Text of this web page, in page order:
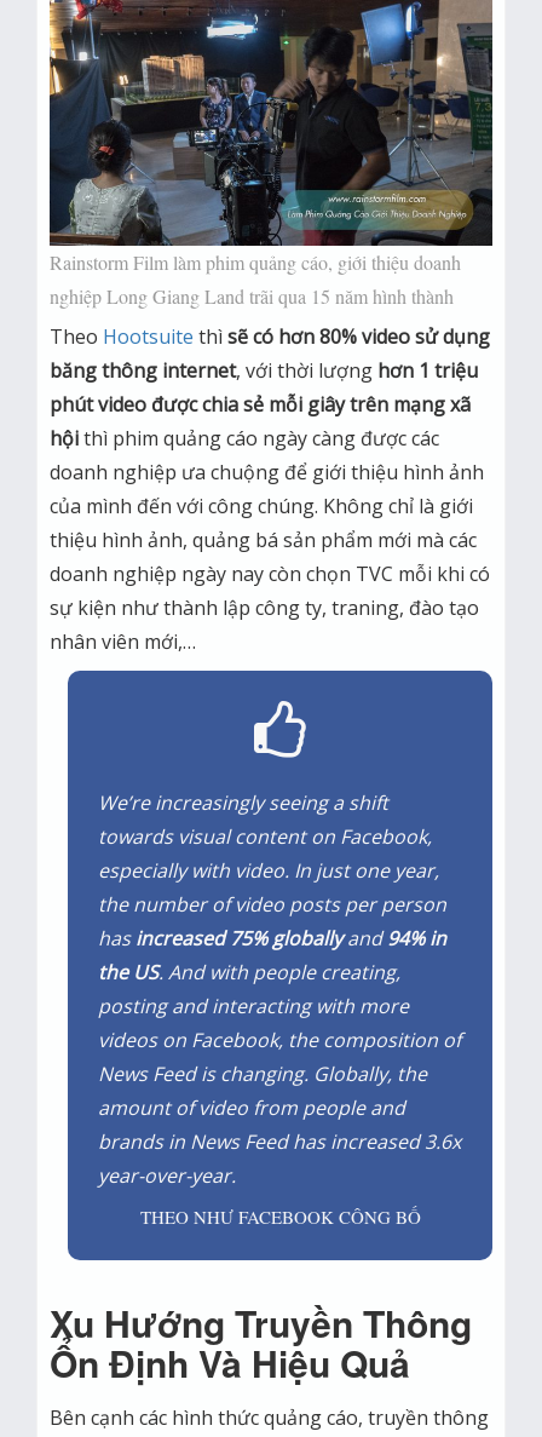
Rainstorm Film làm phim quảng cáo, giới thiệu doanh
nghiệp Long Giang Land trãi qua 15 năm hình thành
Theo Hootsuite thìsẽ có hơn 80% video sử dụng
băng thông internet, với thời lượng hơn 1 triệu
phút video được chia sẻ mỗi giây trên mạng xã
hộithì phim quảng cáo ngày càng được các
doanh nghiệp ưa chuộng để giới thiệu hình ảnh
của mình đến với công chúng. Không chỉ là giới
thiệu hình ảnh, quảng bá sản phẩm mới mà các
doanh nghiệp ngày nay còn chọn TVC mỗi khi có
sự kiện như thành lập công ty, traning, đào tạo
nhân viên mới,…
We’re increasingly seeing a shift
towards visual content on Facebook,
especially with video. In just one year,
the number of video posts per person
hasincreased 75% globallyand94% in
the US. And with people creating,
posting and interacting with more
videos on Facebook, the composition of
News Feed is changing. Globally, the
amount of video from people and
brands in News Feed has increased 3.6x
year-over-year.
THEO NHƯ FACEBOOK CÔNG BỐ
Xu Hướng Truyền Thông
Ổn Định Và Hiệu Quả
Bên cạnh các hình thức quảng cáo, truyền thông